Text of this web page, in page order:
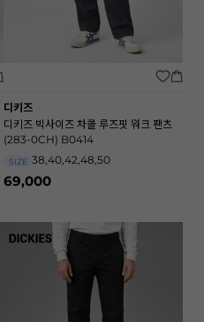
디키즈
디키즈 빅사이즈 차콜 루즈핏 워크 팬츠
(283-0CH) B0414
SIZE 38,40,42,48,50
69,000